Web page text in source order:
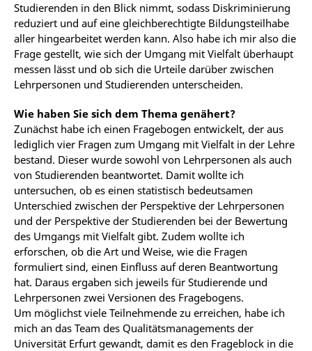
Studierenden in den Blick nimmt, sodass Diskriminierung
reduziert und auf eine gleichberechtigte Bildungsteilhabe
aller hingearbeitet werden kann. Also habe ich mir also die
Frage gestellt, wie sich der Umgang mit Vielfalt überhaupt
messen lässt und ob sich die Urteile darüber zwischen
Lehrpersonen und Studierenden unterscheiden.
Wie haben Sie sich dem Thema genähert?
Zunächst habe ich einen Fragebogen entwickelt, der aus
lediglich vier Fragen zum Umgang mit Vielfalt in der Lehre
bestand. Dieser wurde sowohl von Lehrpersonen als auch
von Studierenden beantwortet. Damit wollte ich
untersuchen, ob es einen statistisch bedeutsamen
Unterschied zwischen der Perspektive der Lehrpersonen
und der Perspektive der Studierenden bei der Bewertung
des Umgangs mit Vielfalt gibt. Zudem wollte ich
erforschen, ob die Art und Weise, wie die Fragen
formuliert sind, einen Einfluss auf deren Beantwortung
hat. Daraus ergaben sich jeweils für Studierende und
Lehrpersonen zwei Versionen des Fragebogens.
Um möglichst viele Teilnehmende zu erreichen, habe ich
mich an das Team des Qualitätsmanagements der
Universität Erfurt gewandt, damit es den Frageblock in die